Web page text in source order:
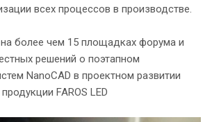
всех процессов в производстве.
более чем 15 площадках форума и
решений о поэтапном
NanoCAD в проектном развитии
FAROS LED